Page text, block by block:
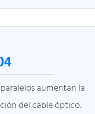
aumentan la
del cable óptico.